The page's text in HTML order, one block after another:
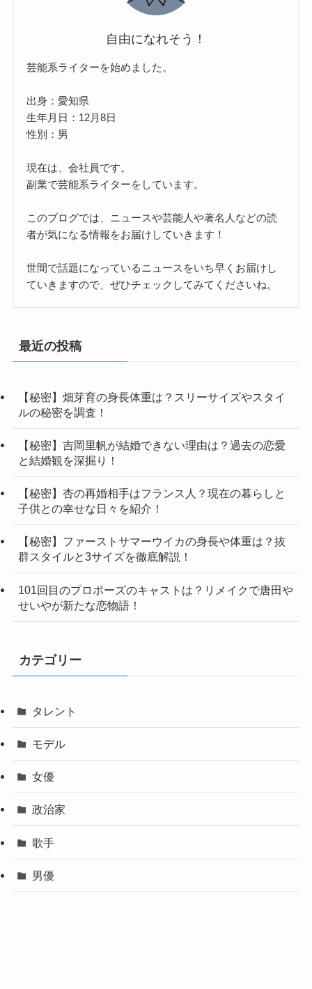
自由になれそう！
芸能系ライターを始めました。
出身：愛知県
生年月日：12月8日
性別：男
現在は、会社員です。
副業で芸能系ライターをしています。
このブログでは、ニュースや芸能人や著名人などの読
者が気になる情報をお届けしていきます！
世間で話題になっているニュースをいち早くお届けし
ていきますので、ぜひチェックしてみてくださいね。
最近の投稿
【秘密】畑芽育の身長体重は？スリーサイズやスタイ
ルの秘密を調査！
【秘密】吉岡里帆が結婚できない理由は？過去の恋愛
と結婚観を深掘り！
【秘密】杏の再婚相手はフランス人？現在の暮らしと
子供との幸せな日々を紹介！
【秘密】ファーストサマーウイカの身長や体重は？抜
群スタイルと3サイズを徹底解説！
101回目のプロポーズのキャストは？リメイクで唐田や
せいやが新たな恋物語！
カテゴリー
タレント
モデル
女優
政治家
歌手
男優